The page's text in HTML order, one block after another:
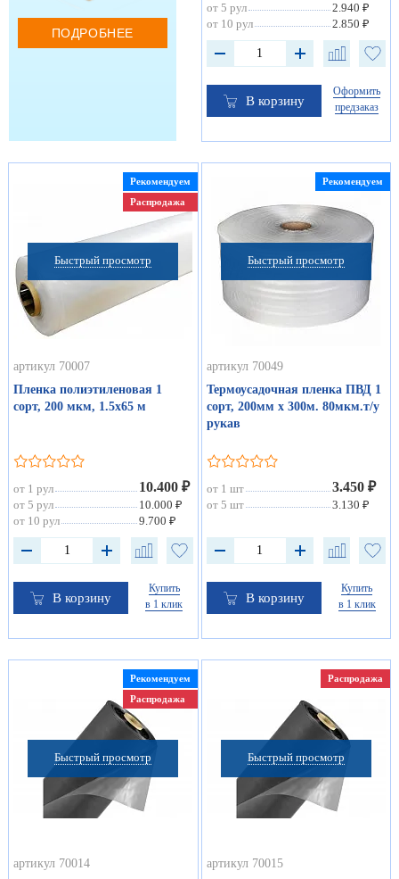
ПОДРОБНЕЕ
от 5 рул
2.940 ₽
от 10 рул
2.850 ₽
В корзину
Оформить
предзаказ
Быстрый просмотр
Рекомендуем
Распродажа
артикул 70007
Пленка полиэтиленовая 1
сорт, 200 мкм, 1.5х65 м
от 1 рул 10.400 ₽
от 5 рул
10.000 ₽
от 10 рул
9.700 ₽
В корзину
Купить
в 1 клик
Быстрый просмотр
Рекомендуем
артикул 70049
Термоусадочная пленка ПВД 1
сорт, 200мм х 300м. 80мкм.т/у
рукав
от 1 шт 3.450 ₽
от 5 шт 3.130 ₽
В корзину
Купить
в 1 клик
Быстрый просмотр
Рекомендуем
Распродажа
артикул 70014
Быстрый просмотр
Распродажа
артикул 70015